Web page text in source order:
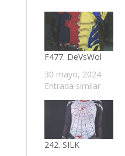
F477. DeVsWol
30 mayo, 2024
Entrada similar
242. SILK